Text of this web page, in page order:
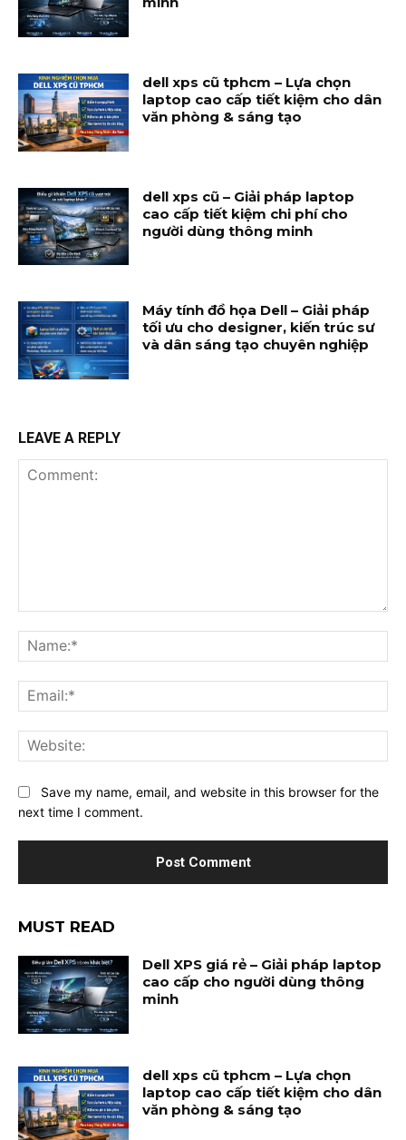
dell xps cũ tphcm – Lựa chọn
laptop cao cấp tiết kiệm cho dân
văn phòng & sáng tạo
dell xps cũ – Giải pháp laptop
cao cấp tiết kiệm chi phí cho
người dùng thông minh
Máy tính đồ họa Dell – Giải pháp
tối ưu cho designer, kiến trúc sư
và dân sáng tạo chuyên nghiệp
LEAVE A REPLY
Save my name, email, and website in this browser for the
next time I comment.
MUST READ
Dell XPS giá rẻ – Giải pháp laptop
cao cấp cho người dùng thông
minh
dell xps cũ tphcm – Lựa chọn
laptop cao cấp tiết kiệm cho dân
văn phòng & sáng tạo